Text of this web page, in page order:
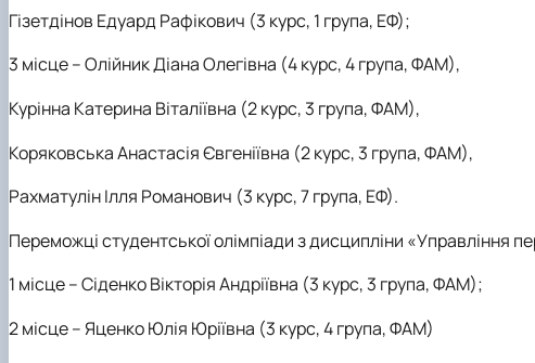
Гізетдінов Едуард Рафікович (3 курс, 1 група, ЕФ);
3 місце– Олійник Діана Олегівна (4 курс, 4 група, ФАМ),
Курінна Катерина Віталіївна (2 курс, 3 група, ФАМ),
Коряковська Анастасія Євгеніївна (2 курс, 3 група, ФАМ),
Рахматулін Ілля Романович (3 курс, 7 група, ЕФ).
Переможці студентської олімпіади з дисципліни «Управління
1 місце– Сіденко Вікторія Андріївна (3 курс, 3 група, ФАМ);
2 місце– Яценко Юлія Юріївна (3 курс, 4 група, ФАМ)